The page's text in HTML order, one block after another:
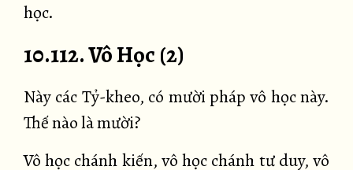
học.
10.112. Vô Học (2)
Này các Tỷ-kheo, có mười pháp vô học này.
Thế nào là mười?
Vô học chánh kiến, vô học chánh tư duy, vô